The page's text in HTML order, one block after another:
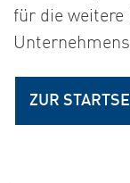
für die
ZUR